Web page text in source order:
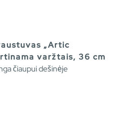
„Artic
varžtais, 36 cm
čiaupui dešinėje